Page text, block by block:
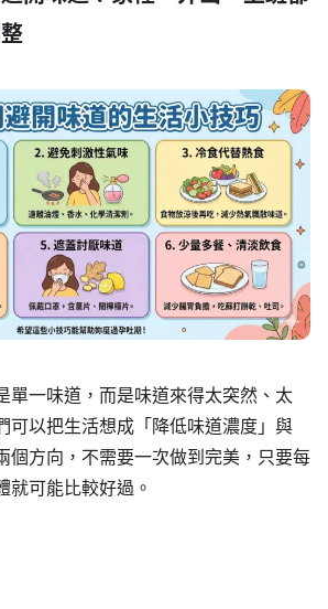
單一味道，而是味道來得太突然、太
可以把生活想成「降低味道濃度」與
個方向，不需要一次做到完美，只要每
就可能比較好過。